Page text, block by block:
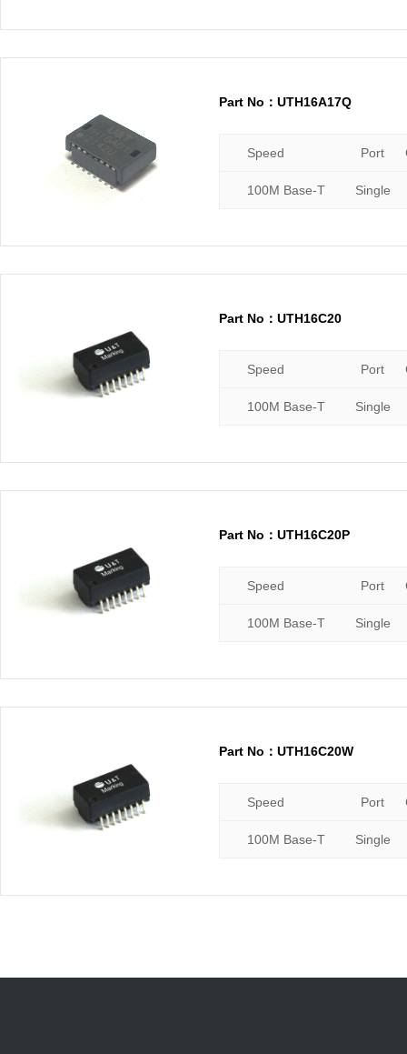
Part No：UTH16A17Q
Speed Port
100M Base-T Single
Part No：UTH16C20
Speed Port
100M Base-T Single
Part No：UTH16C20P
Speed Port
100M Base-T Single
Part No：UTH16C20W
Speed Port
100M Base-T Single